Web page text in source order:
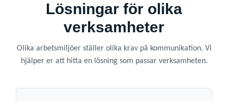
Lösningar för olika
verksamheter
Olika arbetsmiljöer ställer olika krav på kommunikation. Vi
hjälper er att hitta en lösning som passar verksamheten.